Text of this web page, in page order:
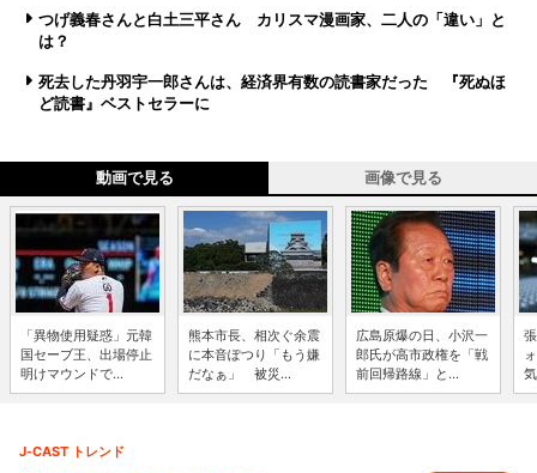
つげ義春さんと白土三平さん カリスマ漫画家、二人の「違い」と
は？
死去した丹羽宇一郎さんは、経済界有数の読書家だった 『死ぬほ
ど読書』ベストセラーに
動画で見る 画像で見る
「異物使用疑惑」元韓
国セーブ王、出場停止
明けマウンドで...
熊本市長、相次ぐ余震
に本音ぽつり「もう嫌
だなぁ」 被災...
広島原爆の日、小沢一
郎氏が高市政権を「戦
前回帰路線」と...
J-CAST トレンド